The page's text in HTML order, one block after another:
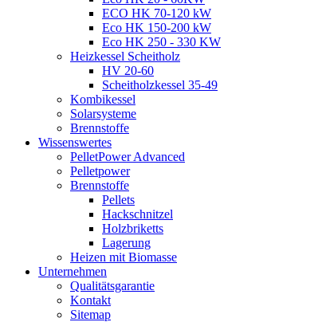
ECO HK 70-120 kW
Eco HK 150-200 kW
Eco HK 250 - 330 KW
Heizkessel Scheitholz
HV 20-60
Scheitholzkessel 35-49
Kombikessel
Solarsysteme
Brennstoffe
Wissenswertes
PelletPower Advanced
Pelletpower
Brennstoffe
Pellets
Hackschnitzel
Holzbriketts
Lagerung
Heizen mit Biomasse
Unternehmen
Qualitätsgarantie
Kontakt
Sitemap